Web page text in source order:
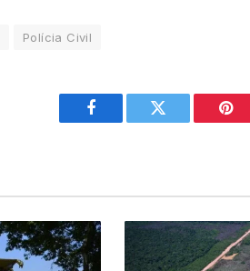
Polícia Civil
Facebook Twitter